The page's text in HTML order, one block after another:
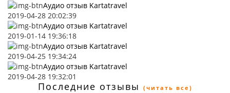
Аудио отзыв Kartatravel
2019-04-28 20:02:39
Аудио отзыв Kartatravel
2019-01-14 19:36:18
Аудио отзыв Kartatravel
2019-04-25 19:34:24
Аудио отзыв Kartatravel
2019-04-28 19:32:01
Последние отзывы (читать все)